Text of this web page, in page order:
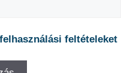
felhasználási feltételeket